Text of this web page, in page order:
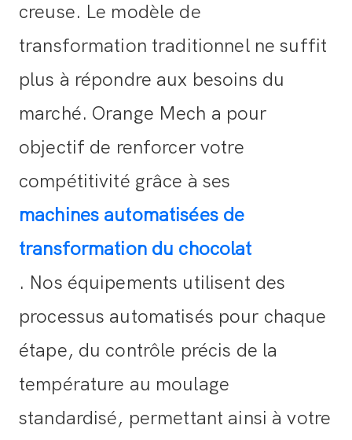
creuse. Le modèle de
transformation traditionnel ne suffit
plus à répondre aux besoins du
marché. Orange Mech a pour
objectif de renforcer votre
compétitivité grâce à ses
machines automatisées de
transformation du chocolat
. Nos équipements utilisent des
processus automatisés pour chaque
étape, du contrôle précis de la
température au moulage
standardisé, permettant ainsi à votre